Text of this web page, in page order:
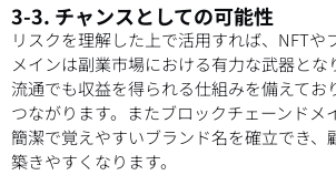
3-3. チャンスとしての可能性
リスクを理解した上で活用すれば、NFTや
メインは副業市場における有力な武器とな
流通でも収益を得られる仕組みを備えてお
つながります。またブロックチェーンドメ
簡潔で覚えやすいブランド名を確立でき、
築きやすくなります。